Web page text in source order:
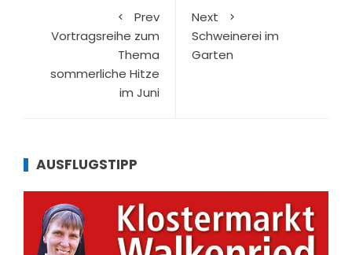
Prev
Vortragsreihe zum
Thema
sommerliche Hitze
im Juni
Next
Schweinerei im
Garten
AUSFLUGSTIPP